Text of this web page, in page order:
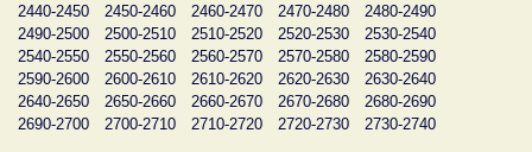
2440-2450
2450-2460 2460-2470 2470-2480
2480-2490
2490-2500
2500-2510 2510-2520 2520-2530
2530-2540
2540-2550
2550-2560 2560-2570 2570-2580
2580-2590
2590-2600
2600-2610 2610-2620 2620-2630
2630-2640
2640-2650
2650-2660 2660-2670 2670-2680
2680-2690
2690-2700
2700-2710 2710-2720 2720-2730 2730-2740